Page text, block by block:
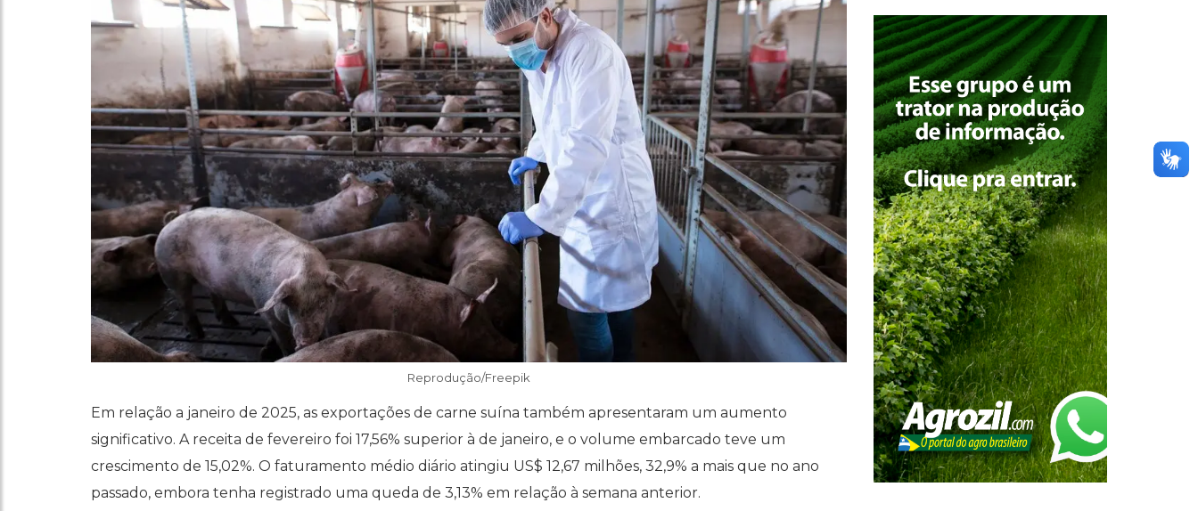
Reprodução/Freepik
Em relação a janeiro de 2025, as exportações de carne suína também apresentaram um aumento
significativo. A receita de fevereiro foi 17,56% superior à de janeiro, e o volume embarcado teve um
crescimento de 15,02%. O faturamento médio diário atingiu US$ 12,67 milhões, 32,9% a mais que no ano
passado, embora tenha registrado uma queda de 3,13% em relação à semana anterior.